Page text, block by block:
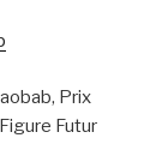
Prix
Futur